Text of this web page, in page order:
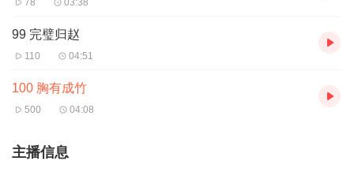
78 03:38
99 完璧归赵
110 04:51
100 胸有成竹
500 04:08
主播信息